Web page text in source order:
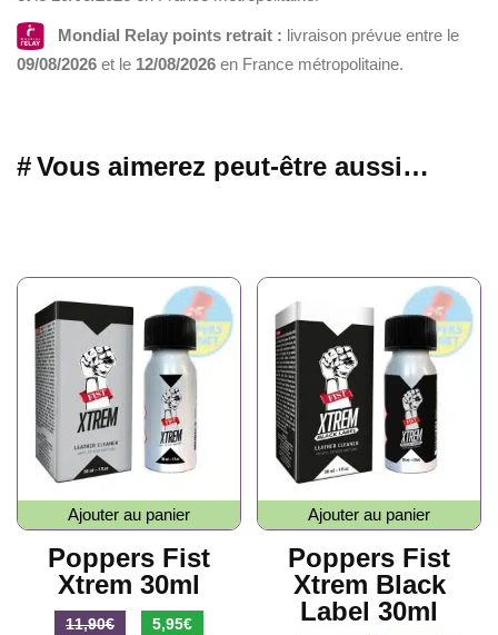
Mondial Relay points retrait : livraison prévue entre le
09/08/2026 et le 12/08/2026 en France métropolitaine.
Vous aimerez peut-être aussi…
Ajouter au panier
Poppers Fist
Xtrem 30ml
11,90€
Le5,95€
Ajouter au panier
Poppers Fist
Xtrem Black
Label 30ml